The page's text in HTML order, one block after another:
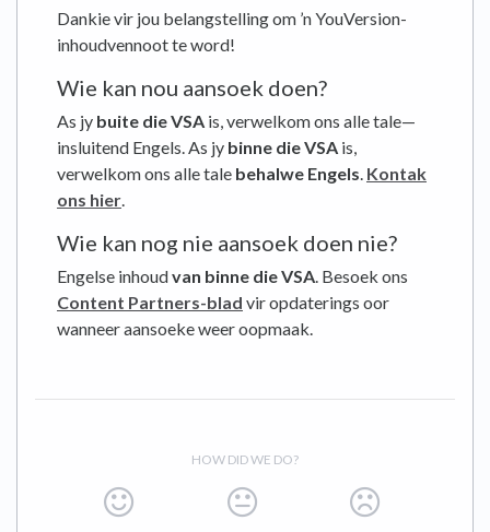
Dankie vir jou belangstelling om ’n YouVersion-
inhoudvennoot te word!
Wie kan nou aansoek doen?
As jy buite die VSA is, verwelkom ons alle tale—
insluitend Engels. As jy binne die VSA is,
verwelkom ons alle tale behalwe Engels. Kontak
ons hier.
Wie kan nog nie aansoek doen nie?
Engelse inhoudvan binne die VSA. Besoek ons
Content Partners-blad vir opdaterings oor
wanneer aansoeke weer oopmaak.
HOW DID WE DO?